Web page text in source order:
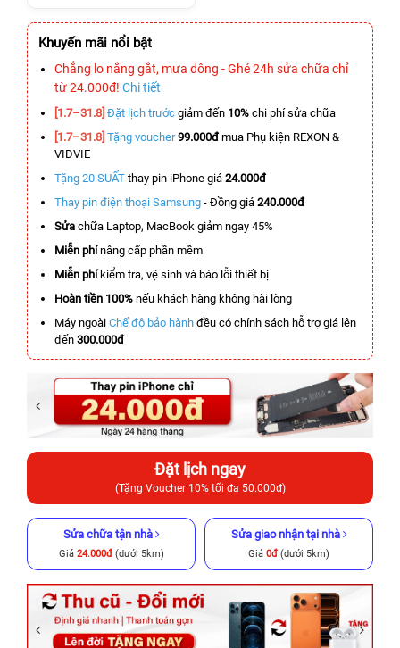
Khuyến mãi nổi bật
Chẳng lo nắng gắt, mưa dông - Ghé 24h sửa chữa chỉ
từ 24.000đ! Chi tiết
[1.7–31.8] Đặt lịch trước giảm đến 10% chi phí sửa chữa
[1.7–31.8] Tặng voucher 99.000đmua Phụ kiện REXON &
VIDVIE
Tặng 20 SUẤT thay pin iPhone giá 24.000đ
Thay pin điện thoại Samsung - Đồng giá 240.000đ
Sửa chữa Laptop, MacBook giảm ngay 45%
Miễn phínâng cấp phần mềm
Miễn phíkiểm tra, vệ sinh và báo lỗi thiết bị
Hoàn tiền 100% nếu khách hàng không hài lòng
Máy ngoài Chế độ bảo hành đều có chính sách hỗ trợ giá lên
đến 300.000đ
Đặt lịch ngay
(Tặng Voucher 10% tối đa 50.000đ)
Sửa chữa tận nhà
Giá 24.000đ(dưới 5km)
Sửa giao nhận tại nhà
Giá 0đ (dưới 5km)